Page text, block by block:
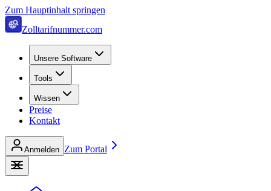
Zum Hauptinhalt springen
Zolltarifnummer.com
Unsere Software
Tools
Wissen
Preise
Kontakt
Anmelden Zum Portal